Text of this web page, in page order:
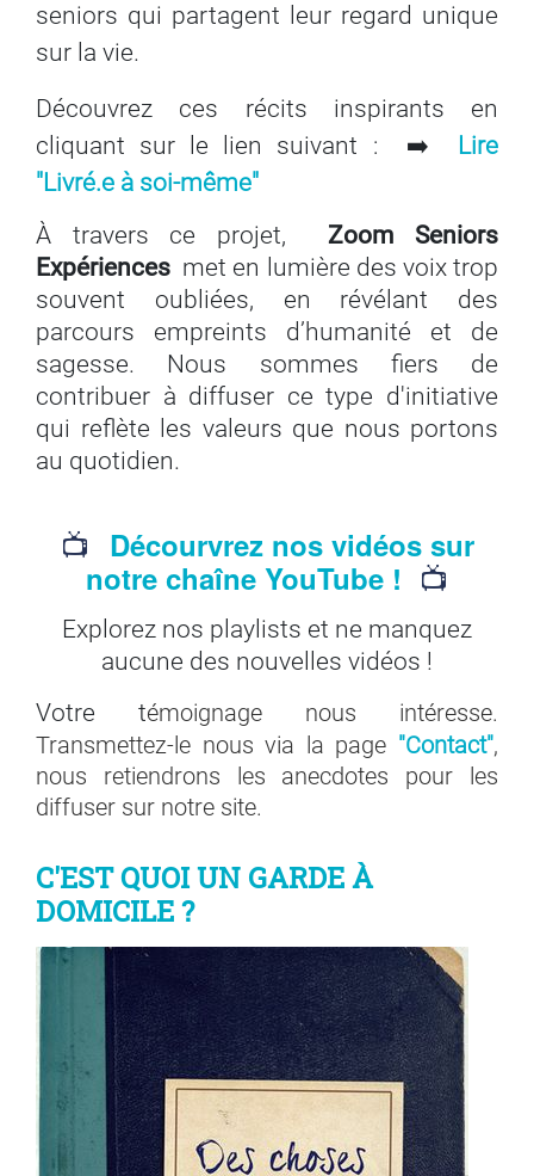
seniors qui partagent leur regard unique
sur la vie.
Découvrez ces récits inspirants en
cliquant sur le lien suivant : ➡️ Lire
"Livré.e à soi-même"
À travers ce projet,
Zoom Seniors
Expériences met en lumière des voix trop
souvent oubliées, en révélant des
parcours empreints d’humanité et de
sagesse. Nous sommes fiers de
contribuer à diffuser ce type d'initiative
qui reflète les valeurs que nous portons
au quotidien.
📺 Décourvrez nos vidéos sur
notre chaîne YouTube ! 📺
Explorez nos playlists et ne manquez
aucune des nouvelles vidéos !
Votre témoignage nous intéresse.
Transmettez-le nous via la page "Contact",
nous retiendrons les anecdotes pour les
diffuser sur notre site.
C'EST QUOI UN GARDE À
DOMICILE ?